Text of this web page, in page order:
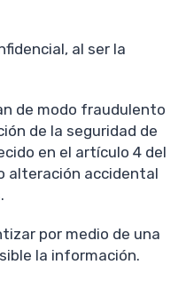
al ser la
de modo fraudulento
de la seguridad de
en el artículo 4 del
alteración accidental
por medio de una
la información.